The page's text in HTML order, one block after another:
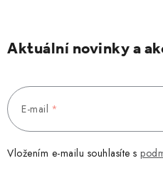
Aktuální novinky a
E-mail
Vložením e-mailu souhlasíte s